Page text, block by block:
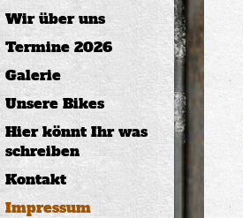
Wir über uns
Termine 2026
Galerie
Unsere Bikes
Hier könnt Ihr was
schreiben
Kontakt
Impressum